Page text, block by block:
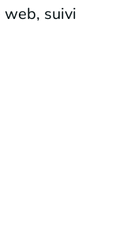
suivi